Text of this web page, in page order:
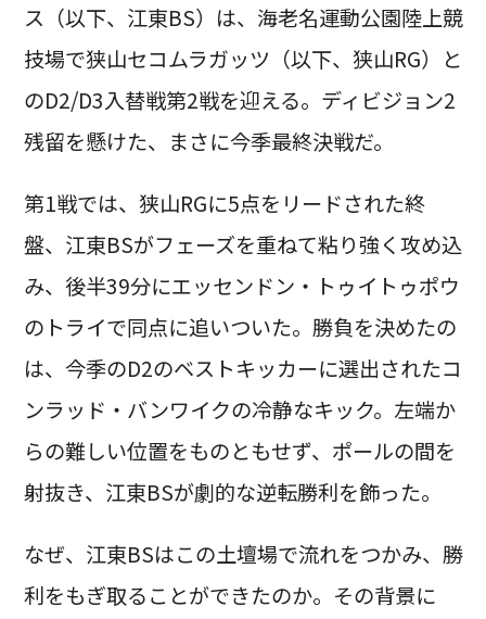
ス（以下、江東BS）は、海老名運動公園陸上競
技場で狭山セコムラガッツ（以下、狭山RG）と
のD2/D3入替戦第2戦を迎える。ディビジョン2
残留を懸けた、まさに今季最終決戦だ。
第1戦では、狭山RGに5点をリードされた終
盤、江東BSがフェーズを重ねて粘り強く攻め込
み、後半39分にエッセンドン・トゥイトゥポウ
のトライで同点に追いついた。勝負を決めたの
は、今季のD2のベストキッカーに選出されたコ
ンラッド・バンワイクの冷静なキック。左端か
らの難しい位置をものともせず、ポールの間を
射抜き、江東BSが劇的な逆転勝利を飾った。
なぜ、江東BSはこの土壇場で流れをつかみ、勝
利をもぎ取ることができたのか。その背景に